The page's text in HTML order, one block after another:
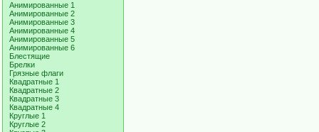
Анимированные 1
Анимированные 2
Анимированные 3
Анимированные 4
Анимированные 5
Анимированные 6
Блестящие
Брелки
Грязные флаги
Квадратные 1
Квадратные 2
Квадратные 3
Квадратные 4
Круглые 1
Круглые 2